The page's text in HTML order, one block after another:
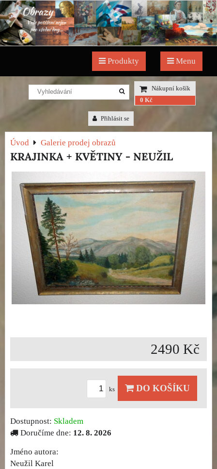
Produkty Menu
Nákupní košík
0 Kč
Přihlásit se
Úvod Galerie prodej obrazů
KRAJINKA + KVĚTINY - NEUŽIL
2490 Kč
ks DO KOŠÍKU
Dostupnost: Skladem
Doručíme dne: 12. 8. 2026
Jméno autora:
Neužil Karel